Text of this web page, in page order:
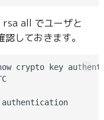
all でユーザと
しておきます。
crypto key